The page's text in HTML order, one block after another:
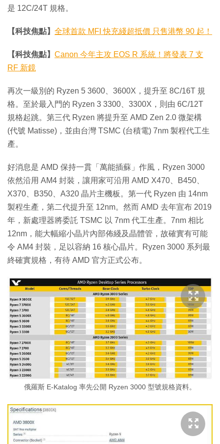
是 12C/24T 規格。
【科技焦點】 全球首款 MFI 快充綫超抵價 只售港幣 90 起！
【科技焦點】 Canon 今年主攻 EOS R 系統！將發表 7 支
RF 新鏡
再次一級別的 Ryzen 5 3600、3600X，提升至 8C/16T 規
格。至於最入門的 Ryzen 3 3300、3300X，則由 6C/12T
規格起跳。第三代 Ryzen 將提升至 AMD Zen 2.0 微架構
(代號 Matisse)，並由台灣 TSMC (台積電) 7nm 製程代工生
產。
好消息是 AMD 保持一貫「萬能插蘇」作風，Ryzen 3000
依然沿用 AM4 封裝，讓用家可沿用 AMD X470、B450、
X370、B350、A320 晶片主機板。第一代 Ryzen 由 14nm
製程生產，第二代提升至 12nm。然而 AMD 去年宣布 2019
年，新處理器將委託 TSMC 以 7nm 代工生產。7nm 相比
12nm，能大幅縮小晶片內部佈綫及晶體管，故確實有可能
令 AM4 封裝，足以容納 16 核心晶片。Ryzen 3000 系列最
終確實規格，有待 AMD 官方正式公布。
俄羅斯 E-Katalog 率先公開 Ryzen 3000 型號規格資料。